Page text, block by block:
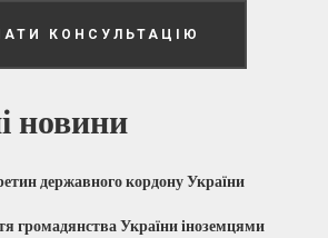
КОНСУЛЬТАЦІЮ
новини
державного кордону України
громадянства України іноземцями